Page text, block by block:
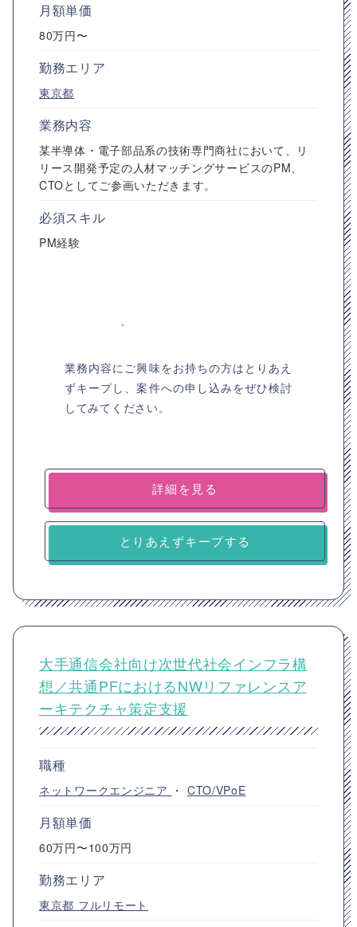
月額単価
80万円〜
勤務エリア
東京都
業務内容
某半導体・電子部品系の技術専門商社において、リ
リース開発予定の人材マッチングサービスのPM、
CTOとしてご参画いただきます。
必須スキル
PM経験
業務内容にご興味をお持ちの方はとりあえ
ずキープし、案件への申し込みをぜひ検討
してみてください。
詳細を見る
とりあえずキープする
大手通信会社向け次世代社会インフラ構
想／共通PFにおけるNWリファレンスア
ーキテクチャ策定支援
職種
ネットワークエンジニア ・ CTO/VPoE
月額単価
60万円〜100万円
勤務エリア
東京都 フルリモート